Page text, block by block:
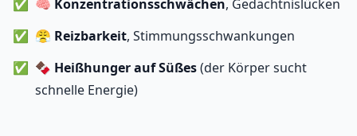
🧠 Konzentrationsschwächen, Gedächtnislücken
😤 Reizbarkeit, Stimmungsschwankungen
🍫 Heißhunger auf Süßes(der Körper sucht
schnelle Energie)